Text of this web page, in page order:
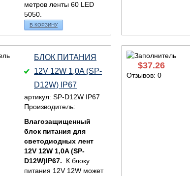
метров ленты 60 LED
5050.
В КОРЗИНУ
БЛОК ПИТАНИЯ
12V 12W 1,0A (SP-
D12W) IP67
артикул: SP-D12W IP67
Производитель:
Влагозащищенный
блок питания для
светодиодных лент
12V 12W 1,0A (SP-
D12W)IP67. К блоку
питания 12V 12W может
$37.26
Отзывов: 0